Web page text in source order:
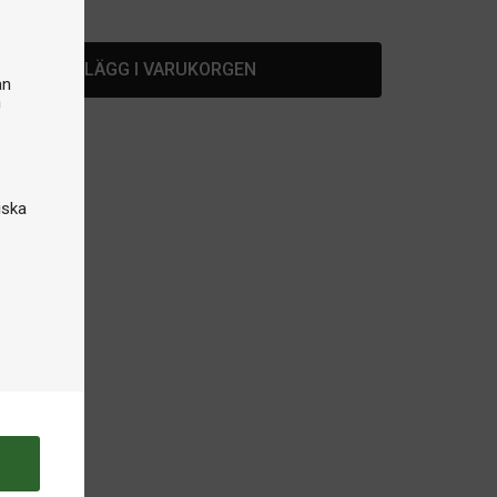
LÄGG I VARUKORGEN